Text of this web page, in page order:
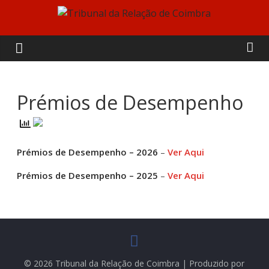
content
Tribunal
da
Relação
de
Coimbra
Prémios de Desempenho
Prémios de Desempenho – 2026 – Ver Aqui
Prémios de Desempenho – 2025 – Ver Aqui
© 2026 Tribunal da Relação de Coimbra | Produzido por